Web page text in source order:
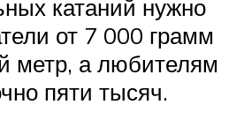
катаний нужно
от 7 000 грамм
метр, а любителям
пяти тысяч.